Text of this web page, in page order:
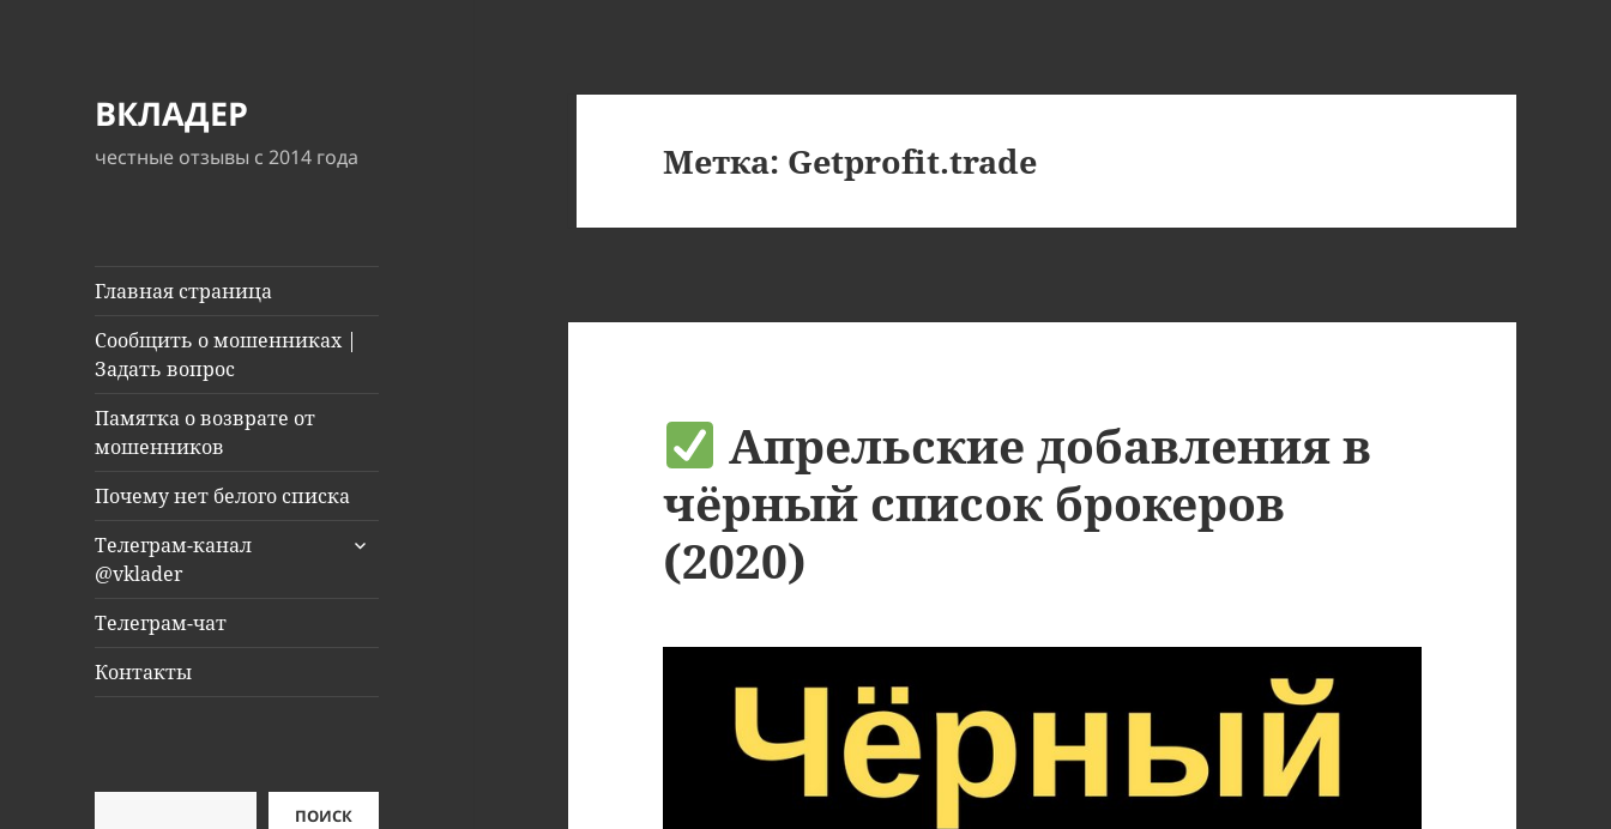
ВКЛАДЕР
честные отзывы с 2014 года
Главная страница
Сообщить о мошенниках |
Задать вопрос
Памятка о возврате от
мошенников
Почему нет белого списка
Телеграм-канал
@vklader
раскрыть
Телеграм-чат
Контакты
ПОИСК
Метка: Getprofit.trade
Апрельские добавления в
чёрный список брокеров
(2020)